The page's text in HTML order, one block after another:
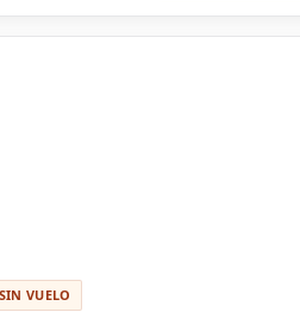
SIN VUELO